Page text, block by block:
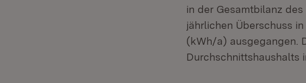
in der Gesamtbilanz
jährlichen Überschuss
(kWh/a) ausgegangen.
Durchschnittshaushalts